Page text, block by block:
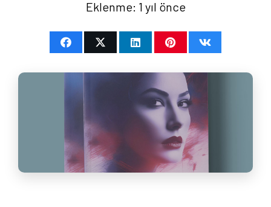
Eklenme: 1 yıl önce